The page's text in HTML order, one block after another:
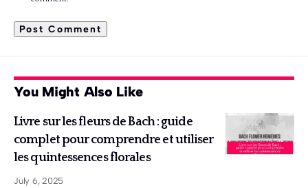
You Might Also Like
Livre sur les fleurs de Bach : guide
complet pour comprendre et utiliser
les quintessences florales
July 6, 2025